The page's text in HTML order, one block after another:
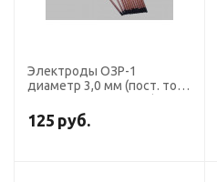
Электроды ОЗР-1
диаметр 3,0 мм (пост. ток,
(пачка 5 кг, ЛЭЗ)
125 руб.